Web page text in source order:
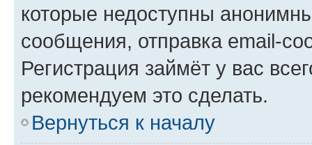
которые недоступны
сообщения, отправка email-
Регистрация займёт у вас
рекомендуем это сделать.
Вернуться к началу